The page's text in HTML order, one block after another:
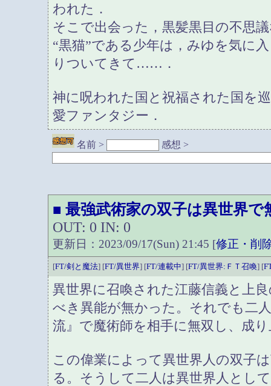
われた．
そこで出会った，黒髪黒目の不思
“黒猫”である少年は，みゆを気に
りついてきて……．
神に呪われた国と祝福された国を
愛ファンタジー．
名前 > 感想 >
■ 最強武術家の双子は異世界で
OUT: 0 IN: 0
更新日：2023/09/17(Sun) 21:45 [修正・削
[FT/剣と魔法] [FT/異世界] [FT/連載中] [FT/異世界:ＦＴ召喚] [
異世界に召喚された江藤信義と上
べき異能が無かった。それでも二
流』で魔術師を相手に無双し、成
この偉業によって異世界人の双子
る。そうして二人は異世界人とし